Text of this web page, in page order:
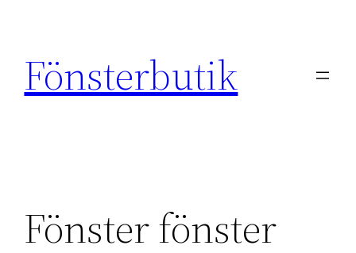
content
Fönsterbutik
Fönster fönster